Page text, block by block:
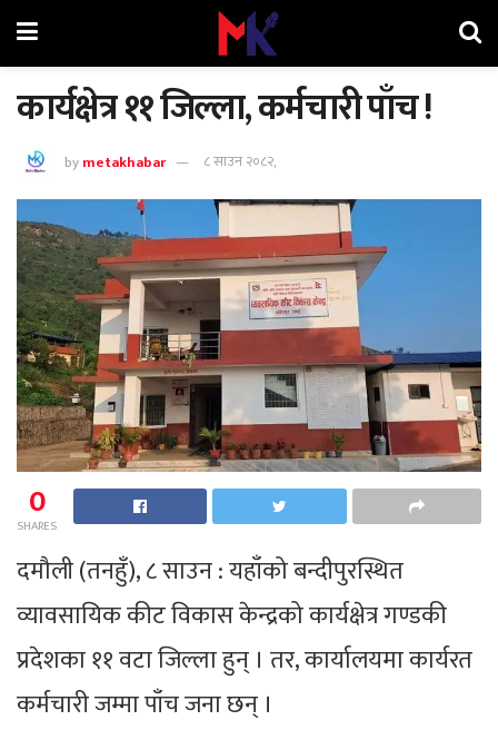
कार्यक्षेत्र ११ जिल्ला, कर्मचारी पाँच !
bymetakhabar ८ साउन २०८२,
0
SHARES
दमौली (तनहुँ), ८ साउन : यहाँको बन्दीपुरस्थित
व्यावसायिक कीट विकास केन्द्रको कार्यक्षेत्र गण्डकी
प्रदेशका ११ वटा जिल्ला हुन् । तर, कार्यालयमा कार्यरत
कर्मचारी जम्मा पाँच जना छन् ।